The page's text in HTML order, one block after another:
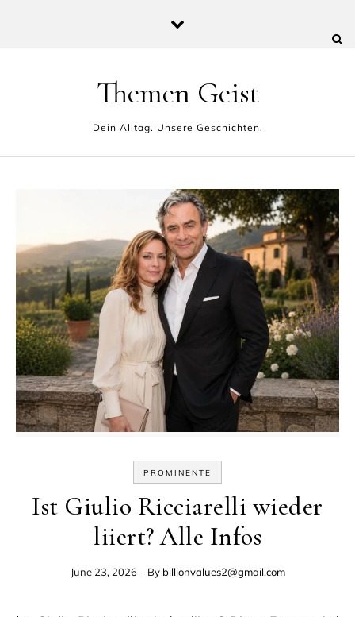
Themen Geist
Dein Alltag. Unsere Geschichten.
PROMINENTE
Ist Giulio Ricciarelli wieder
liiert? Alle Infos
June 23, 2026 - By billionvalues2@gmail.com